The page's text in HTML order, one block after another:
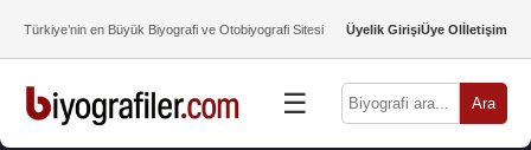
Türkiye’nin en Büyük Biyografi ve Otobiyografi Sitesi Üyelik GirişiÜye Olİletişim
☰ Ara